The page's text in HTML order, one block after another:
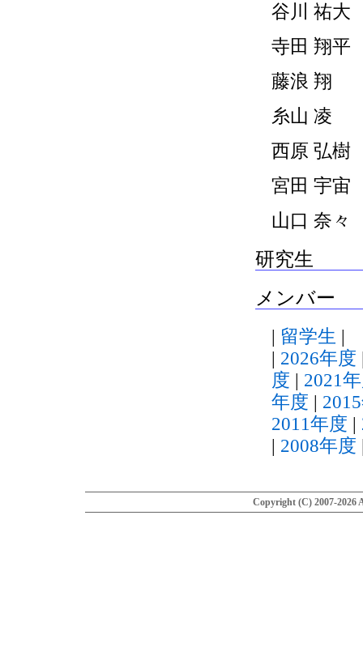
谷川 祐大
寺田 翔平
藤浪 翔
糸山 凌
西原 弘樹
宮田 宇宙
山口 奈々
研究生
メンバー
| 留学生 |
| 2026年度
度 | 2021
年度 |
2011年度 |
| 2008年度
Copyright (C) 2007-2026